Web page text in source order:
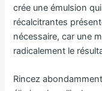
crée une émulsion
récalcitrantes
nécessaire, car une
radicalement le
Rincez